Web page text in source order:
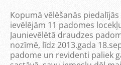
Kopumā vēlēšanās
ievēlējām 11 padomes
Jaunievēlētā draudzes
nozīmē, līdz 2013.gada
padome un revidenti paliek